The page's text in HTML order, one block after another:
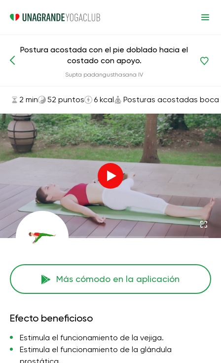
Asanas y ejercicios Posturas acostadas boca arriba
Postura acostada con el pie doblado hacia el
costado con apoyo.
Supta padangusthasana IV
2 min 52 puntos 6 kcal Posturas acostadas boca
Más cómodo en la aplicación
Efecto beneficioso
Estimula el funcionamiento de la vejiga.
Estimula el funcionamiento de la glándula